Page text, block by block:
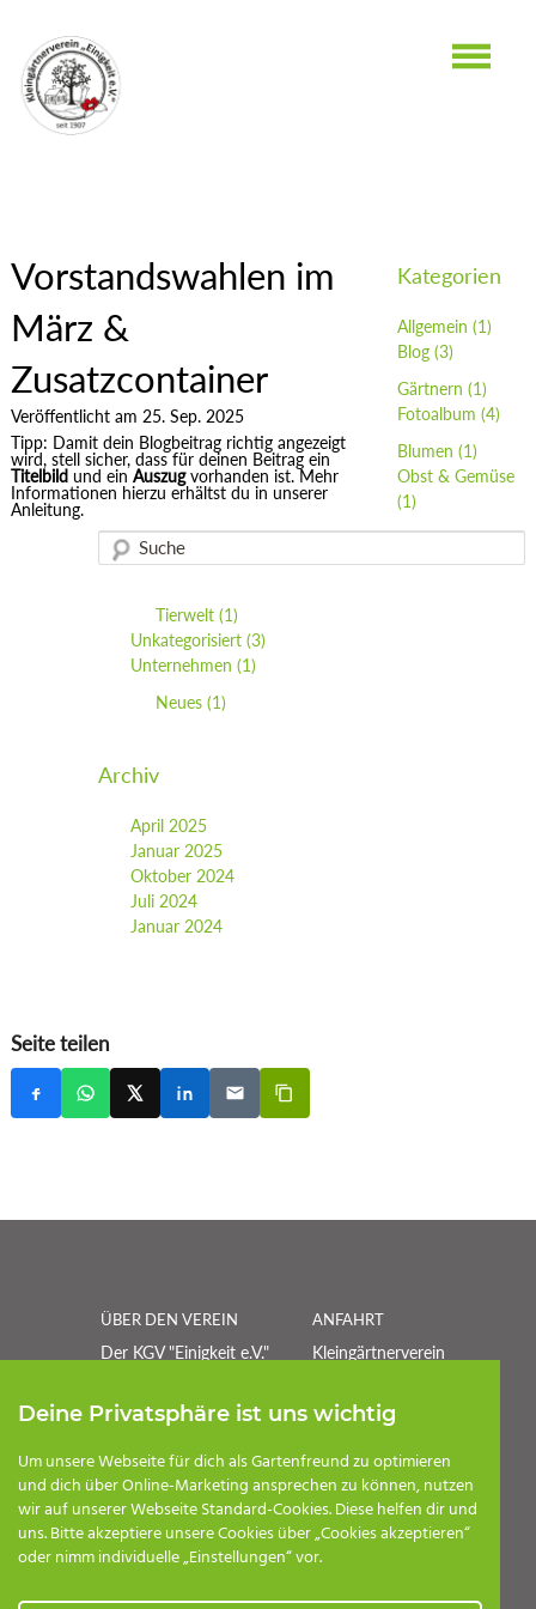
Vorstandswahlen im
März &
Zusatzcontainer
Veröffentlicht am 25. Sep. 2025
Tipp: Damit dein Blogbeitrag richtig angezeigt
wird, stell sicher, dass für deinen Beitrag ein
Titelbildund ein Auszugvorhanden ist. Mehr
Informationen hierzu erhältst du in unserer
Anleitung.
Kategorien
Allgemein (1)
Blog(3)
Gärtnern (1)
Fotoalbum (4)
Blumen (1)
Obst & Gemüse
(1)
Tierwelt(1)
Unkategorisiert(3)
Unternehmen (1)
Neues(1)
Archiv
April 2025
Januar 2025
Oktober 2024
Juli 2024
Januar 2024
Seite teilen
ÜBER DEN VEREIN
Der KGV "Einigkeit e.V."
Tradition.
ANFAHRT
Kleingärtnerverein
39110 Magdeburg
POSTANSCHRIFT
Kleingärtnerverein
Einigkeit e.V.
Postfach 320107
Deine Privatsphäre ist uns wichtig
Um unsere Webseite für dich als Gartenfreund zu optimieren
und dich über Online-Marketing ansprechen zu können, nutzen
wir auf unserer Webseite Standard-Cookies. Diese helfen dir und
uns. Bitte akzeptiere unsere Cookies über „Cookies akzeptieren“
oder nimm individuelle „Einstellungen“ vor.